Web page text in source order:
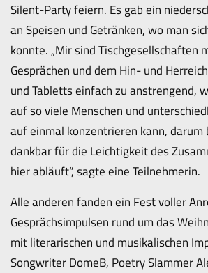
Silent-Party feiern. Es gab ein
an Speisen und Getränken, wo man
konnte. „Mir sind Tischgesellschaften
Gesprächen und dem Hin- und
und Tabletts einfach zu anstrengend,
auf so viele Menschen und
auf einmal konzentrieren kann, darum
dankbar für die Leichtigkeit des
hier abläuft“, sagte eine Teilnehmerin.
Alle anderen fanden ein Fest voller
Gesprächsimpulsen rund um das
mit literarischen und musikalischen
Songwriter DomeB, Poetry Slammer